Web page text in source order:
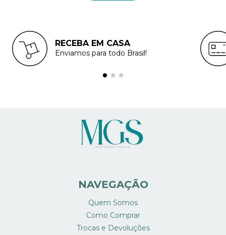
RECEBA EM CASA
Enviamos para todo Brasil!
NAVEGAÇÃO
Quem Somos
Como Comprar
Trocas e Devoluções